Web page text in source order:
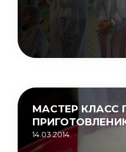
МАСТЕР КЛАСС
14.03.2014.